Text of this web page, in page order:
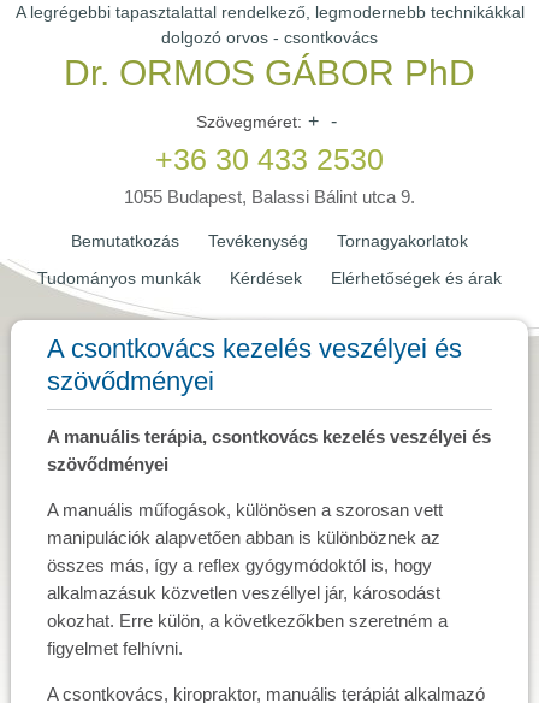
A legrégebbi tapasztalattal rendelkező, legmodernebb technikákkal
dolgozó orvos - csontkovács
Dr. ORMOS GÁBOR PhD
Szövegméret: + -
+36 30 433 2530
1055 Budapest, Balassi Bálint utca 9.
Bemutatkozás Tevékenység
Tornagyakorlatok
Tudományos munkák
Kérdések Elérhetőségek és árak
A csontkovács kezelés veszélyei és
szövődményei
A manuális terápia, csontkovács kezelés veszélyei és
szövődményei
A manuális műfogások, különösen a szorosan vett
manipulációk alapvetően abban is különböznek az
összes más, így a reflex gyógymódoktól is, hogy
alkalmazásuk közvetlen veszéllyel jár, károsodást
okozhat. Erre külön, a következőkben szeretném a
figyelmet felhívni.
A csontkovács, kiropraktor, manuális terápiát alkalmazó